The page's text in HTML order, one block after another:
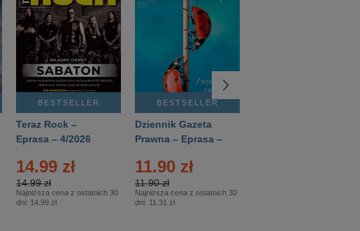
BESTSELLER
Teraz Rock –
Eprasa – 4/2026
14.99 zł
14.99 zł
Najniższa cena z ostatnich 30
dni: 14.99 zł
BESTSELLER
Dziennik Gazeta
Prawna – Eprasa –
11.90 zł
11.90 zł
Najniższa cena z ostatnich 30
dni: 11.31 zł